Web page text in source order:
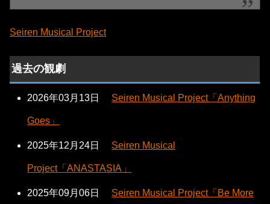
Seiren Musical Project
過去の観劇
2026年03月13日 Seiren Musical Project「Anything
Goes」
2025年12月24日 Seiren Musical
Project「ANASTASIA」
2025年09月06日 Seiren Musical Project「Be More